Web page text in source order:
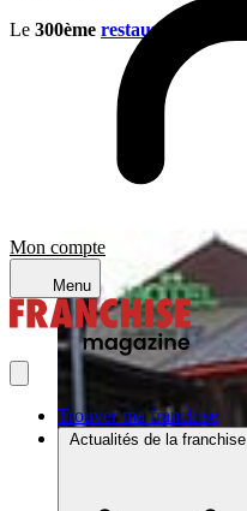
Mon compte
Menu
Trouver ma franchise
Actualités de la franchise
Le 300ème restaurant